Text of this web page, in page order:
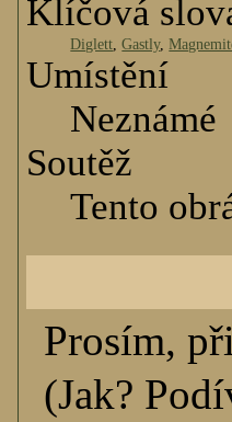
Klíčová
Diglett,Gastly,
Umístění
Neznámé
Soutěž
Tento
Prosím,
(Jak?